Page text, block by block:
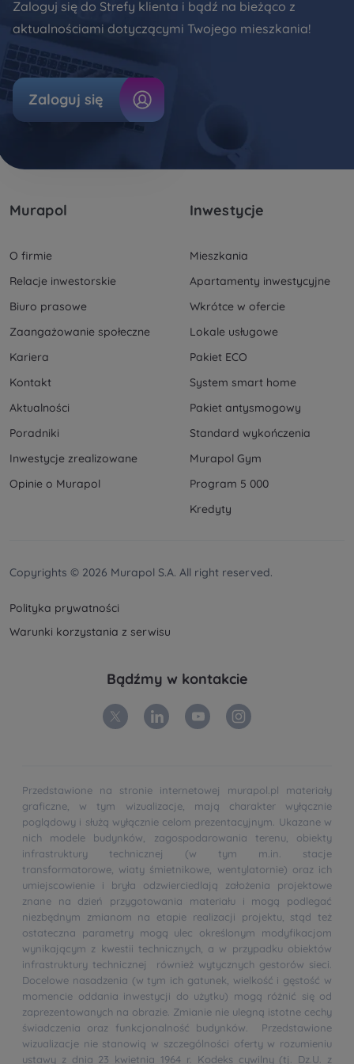
także udostępniane zaufanym partnerom
Twoje dane są współadministrowane przez
z Grupy Kapitałowej Murapol
przetwarzamy dane, wykorzystujemy cookies i
jakie przysługują Ci prawa znajdziesz w
Murapol
O firmie
Relacje inwestorskie
Biuro prasowe
Zaangażowanie społeczne
Kariera
Kontakt
Aktualności
Poradniki
Inwestycje zrealizowane
Opinie o Murapol
Inwestycje
Mieszkania
Apartamenty inwestycyjne
Wkrótce w ofercie
Lokale usługowe
Pakiet ECO
System smart home
Pakiet antysmogowy
Standard wykończenia
Murapol Gym
Program 5 000
Kredyty
Zaloguj się do Strefy klienta i bądź na bieżąco z
aktualnościami dotyczącymi Twojego mieszkania!
Zaloguj się
Copyrights © 2026 Murapol S.A. All right reserved.
Polityka prywatności
Warunki korzystania z serwisu
Bądźmy w kontakcie
Przedstawione na stronie internetowej murapol.pl materiały
graficzne, w tym wizualizacje, mają charakter wyłącznie
poglądowy i służą wyłącznie celom prezentacyjnym. Ukazane w
nich modele budynków, zagospodarowania terenu, obiekty
infrastruktury technicznej (w tym m.in. stacje
transformatorowe, wiaty śmietnikowe, wentylatornie) oraz ich
umiejscowienie i bryła odzwierciedlają założenia projektowe
znane na dzień przygotowania materiału i mogą podlegać
niezbędnym zmianom na etapie realizacji projektu, stąd też
ostateczna parametry mogą ulec określonym modyfikacjom
wynikającym z kwestii technicznych, a w przypadku obiektów
infrastruktury technicznej również wytycznych gestorów sieci.
Docelowe nasadzenia (w tym ich gatunek, wielkość i gęstość w
momencie oddania inwestycji do użytku) mogą różnić się od
zaprezentowanych na obrazie. Zmianie nie ulegną istotne cechy
świadczenia oraz funkcjonalność budynków. Przedstawione
wizualizacje nie stanowią w szczególności oferty w rozumieniu
ustawy z dnia 23 kwietnia 1964 r. Kodeks cywilny (tj. Dz.U. z